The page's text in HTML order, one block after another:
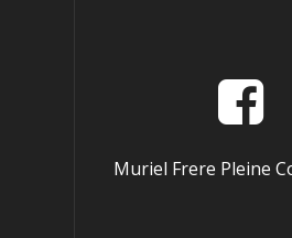
Muriel Frere Pleine